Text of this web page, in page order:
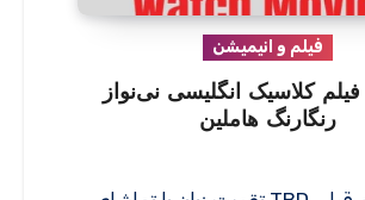
فیلم و انیمیشن
کلاسیک انگلیسی نی‌نواز
رنگارنگ هاملین